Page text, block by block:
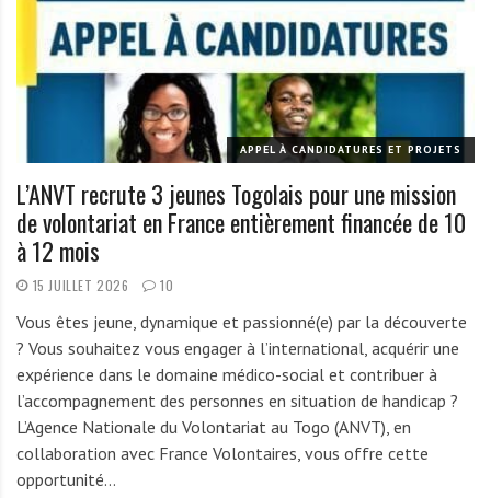
APPEL À CANDIDATURES ET PROJETS
L’ANVT recrute 3 jeunes Togolais pour une mission
de volontariat en France entièrement financée de 10
à 12 mois
15 JUILLET 2026 10
Vous êtes jeune, dynamique et passionné(e) par la découverte
? Vous souhaitez vous engager à l’international, acquérir une
expérience dans le domaine médico-social et contribuer à
l’accompagnement des personnes en situation de handicap ?
L’Agence Nationale du Volontariat au Togo (ANVT), en
collaboration avec France Volontaires, vous offre cette
opportunité…